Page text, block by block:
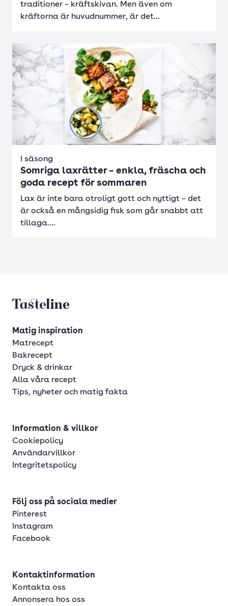
traditioner – kräftskivan. Men även om
kräftorna är huvudnummer, är det...
I säsong
Somriga laxrätter – enkla, fräscha och
goda recept för sommaren
Lax är inte bara otroligt gott och nyttigt – det
är också en mångsidig fisk som går snabbt att
tillaga....
Tasteline startsida
Matig inspiration
Matrecept
Bakrecept
Dryck & drinkar
Alla våra recept
Tips, nyheter och matig fakta
Information & villkor
Cookiepolicy
Användarvillkor
Integritetspolicy
Följ oss på sociala medier
Pinterest
Instagram
Facebook
Kontaktinformation
Kontakta oss
Annonsera hos oss